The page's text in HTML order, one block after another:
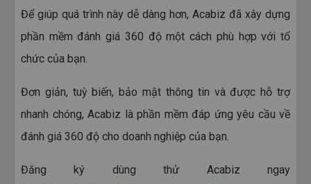
Để giúp quá trình này dễ dàng hơn, Acabiz đã xây dựng
phần mềm đánh giá 360 độ một cách phù hợp với tổ
chức của bạn.
Đơn giản, tuỳ biến, bảo mật thông tin và được hỗ trợ
nhanh chóng, Acabiz là phần mềm đáp ứng yêu cầu về
đánh giá 360 độ cho doanh nghiệp của bạn.
Đăng ký dùng thử Acabiz ngay